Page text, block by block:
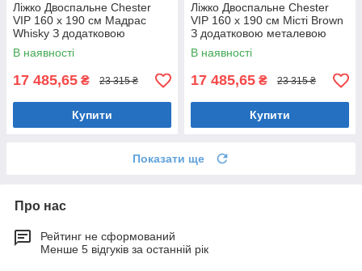
Ліжко Двоспальне Chester
VIP 160 х 190 см Мадрас
Whisky З додатковою
металевою цільнозварною
рамою Коричневий
В наявності
17 485,65 ₴ 23 315 ₴
Купити
Ліжко Двоспальне Chester
VIP 160 х 190 см Місті Brown
З додатковою металевою
цільнозварною рамою
Коричневий
В наявності
17 485,65 ₴ 23 315 ₴
Купити
Показати ще
Про нас
Рейтинг не сформований
Менше 5 відгуків за останній рік